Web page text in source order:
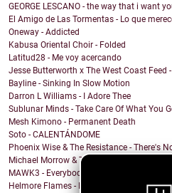
GEORGE LESCANO - the way that i want
El Amigo de Las Tormentas - Lo que
Oneway - Addicted
Kabusa Oriental Choir - Folded
Latitud28 - Me voy acercando
Jesse Butterworth x The West Coast Feed
Bayline - Sinking In Slow Motion
Darron L Williams - I Adore Thee
Sublunar Minds - Take Care Of What You
Mesh Kimono - Permanent Death
Soto - CALENTÁNDOME
Phoenix Wise & The Resistance - There's
Michael Morrow & The Culprits - La Cruda
MAWK3 - Everybody Wants To Be You
Helmore Flames - Moonjoy